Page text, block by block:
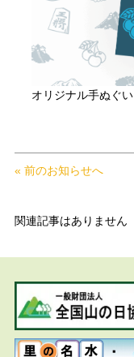
オリジナル手ぬぐい
« 前のお知らせへ
関連記事はありません